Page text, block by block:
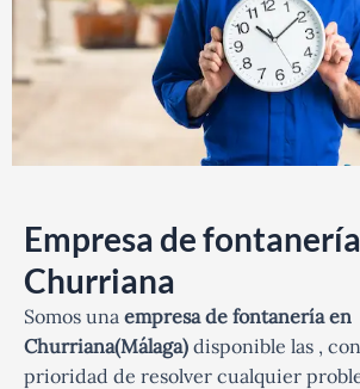
Empresa de
Churriana
Somos una empresa de fontanería en
Churriana(Málaga) disponible las ,
prioridad de resolver cualquier